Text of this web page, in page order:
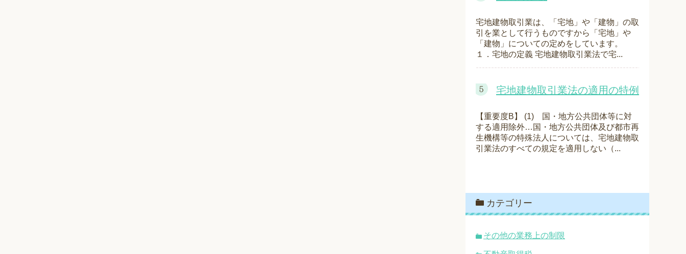
宅地建物取引業は、「宅地」や「建物」の取
引を業として行うものですから「宅地」や
「建物」についての定めをしています。
１．宅地の定義 宅地建物取引業法で宅...
宅地建物取引業法の適用の特例
【重要度B】 (1) 国・地方公共団体等に対
する適用除外…国・地方公共団体及び都市再
生機構等の特殊法人については、宅地建物取
引業法のすべての規定を適用しない（...
カテゴリー
その他の業務上の制限